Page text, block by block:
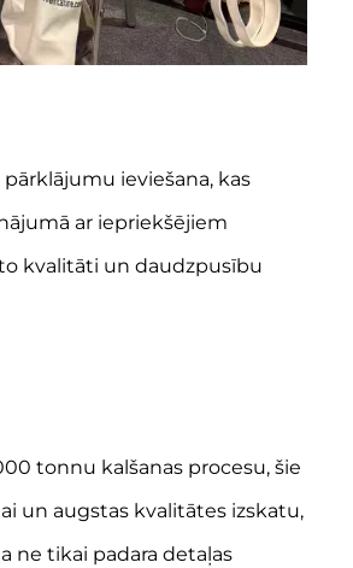
ieviešana, kas
ar iepriekšējiem
kvalitāti un daudzpusību
tonnu kalšanas procesu, šie
un augstas kvalitātes izskatu,
ne tikai padara detaļas